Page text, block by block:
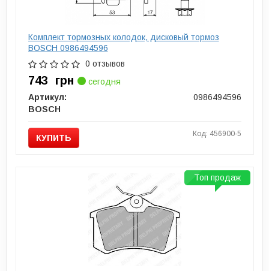
Комплект тормозных колодок, дисковый тормоз
BOSCH 0986494596
0 отзывов
743 грн
сегодня
Артикул:
0986494596
BOSCH
КУПИТЬ Код: 456900-5
Топ продаж